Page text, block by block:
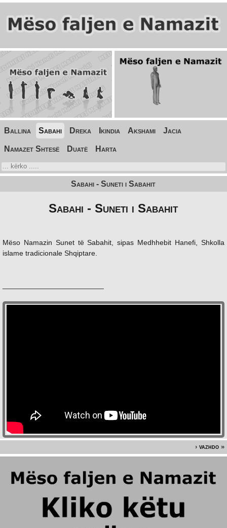
Ballina Sabahi Dreka Ikindia Akshami Jacia
Namazet Shtesë Duatë Harta
Sabahi - Suneti i Sabahit
Sabahi - Suneti i Sabahit
Mëso Namazin Sunet të Sabahit, sipas Medhhebit Hanefi, Shkolla
islame tradicionale Shqiptare.
vazhdo